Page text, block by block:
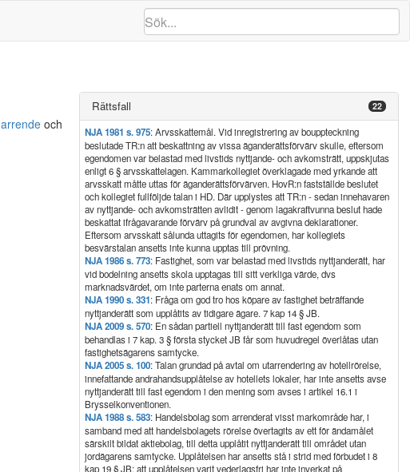
arrende och
Rättsfall 22
NJA 1981 s. 975: Arvsskattemål. Vid inregistrering av bouppteckning
beslutade TR:n att beskattning av vissa äganderättsförvärv skulle, eftersom
egendomen var belastad med livstids nyttjande- och avkomsträtt, uppskjutas
enligt 6 § arvsskattelagen. Kammarkollegiet överklagade med yrkande att
arvsskatt måtte uttas för äganderättsförvärven. HovR:n fastställde beslutet
och kollegiet fullföljde talan i HD. Där upplystes att TR:n - sedan innehavaren
av nyttjande- och avkomsträtten avlidit - genom lagakraftvunna beslut hade
beskattat ifrågavarande förvärv på grundval av avgivna deklarationer.
Eftersom arvsskatt sålunda uttagits för egendomen, har kollegiets
besvärstalan ansetts inte kunna upptas till prövning.
NJA 1986 s. 773: Fastighet, som var belastad med livstids nyttjanderätt, har
vid bodelning ansetts skola upptagas till sitt verkliga värde, dvs
marknadsvärdet, om inte parterna enats om annat.
NJA 1990 s. 331: Fråga om god tro hos köpare av fastighet beträffande
nyttjanderätt som upplåtits av tidigare ägare. 7 kap 14 § JB.
NJA 2009 s. 570: En sådan partiell nyttjanderätt till fast egendom som
behandlas i 7 kap. 3 § första stycket JB får som huvudregel överlåtas utan
fastighetsägarens samtycke.
NJA 2005 s. 100: Talan grundad på avtal om utarrendering av hotellrörelse,
innefattande andrahandsupplåtelse av hotellets lokaler, har inte ansetts avse
nyttjanderätt till fast egendom i den mening som avses i artikel 16.1 i
Brysselkonventionen.
NJA 1988 s. 583: Handelsbolag som arrenderat visst markområde har, i
samband med att handelsbolagets rörelse övertagits av ett för ändamålet
särskilt bildat aktiebolag, till detta upplåtit nyttjanderätt till området utan
jordägarens samtycke. Upplåtelsen har ansetts stå i strid med förbudet i 8
kap 19 § JB; att upplåtelsen varit vederlagsfri har inte inverkat på